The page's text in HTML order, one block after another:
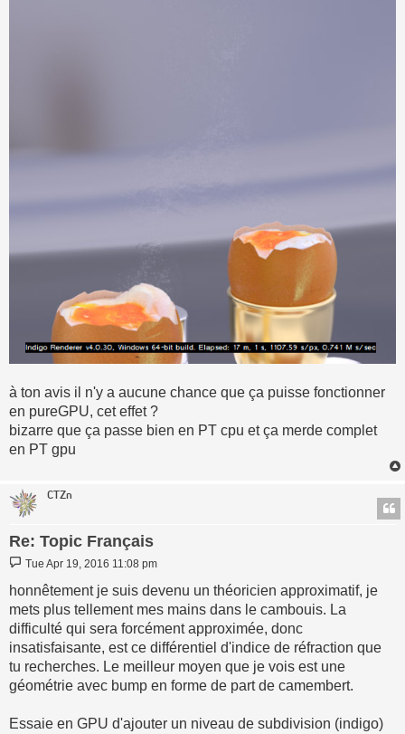
à ton avis il n'y a aucune chance que ça puisse fonctionner
en pureGPU, cet effet ?
bizarre que ça passe bien en PT cpu et ça merde complet
en PT gpu
CTZn
Re: Topic Français
Post
Tue Apr 19, 2016 11:08 pm
honnêtement je suis devenu un théoricien approximatif, je
mets plus tellement mes mains dans le cambouis. La
difficulté qui sera forcément approximée, donc
insatisfaisante, est ce différentiel d'indice de réfraction que
tu recherches. Le meilleur moyen que je vois est une
géométrie avec bump en forme de part de camembert.
Essaie en GPU d'ajouter un niveau de subdivision (indigo)